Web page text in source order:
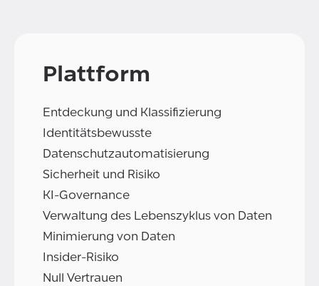
Plattform
Entdeckung und Klassifizierung
Identitätsbewusste
Datenschutzautomatisierung
Sicherheit und Risiko
KI-Governance
Verwaltung des Lebenszyklus von Daten
Minimierung von Daten
Insider-Risiko
Null Vertrauen